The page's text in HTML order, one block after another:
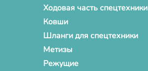
Ходовая часть спецтехники
Ковши
Шланги для спецтехники
Метизы
Режущие